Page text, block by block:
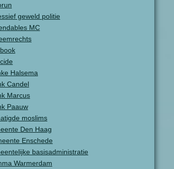
geweld politie
MC
Halsema
Candel
Marcus
Paauw
moslims
Den Haag
Enschede
basisadministratie
Warmerdam